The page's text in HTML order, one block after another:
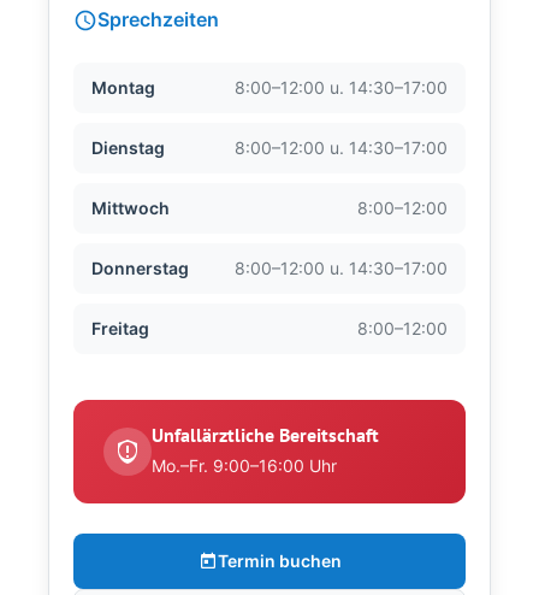
Sprechzeiten
Montag 8:00–12:00 u. 14:30–17:00
Dienstag 8:00–12:00 u. 14:30–17:00
Mittwoch 8:00–12:00
Donnerstag 8:00–12:00 u. 14:30–17:00
Freitag 8:00–12:00
Unfallärztliche Bereitschaft
Mo.–Fr. 9:00–16:00 Uhr
Termin buchen